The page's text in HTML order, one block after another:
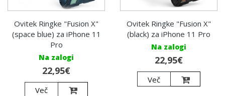
Ovitek Ringke "Fusion X"
(space blue) za iPhone 11
Pro
Na zalogi
22,95€
Več
Ovitek Ringke "Fusion X"
(black) za iPhone 11 Pro
Na zalogi
22,95€
Več